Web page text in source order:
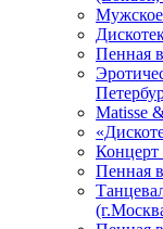
Пенная
Matisse
Концерт
Пенная